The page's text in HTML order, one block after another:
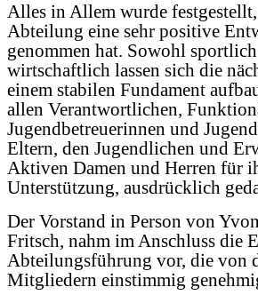
Alles in Allem wurde festgestellt,
Abteilung eine sehr positive
genommen hat. Sowohl
wirtschaftlich lassen sich die
einem stabilen Fundament
allen Verantwortlichen,
Jugendbetreuerinnen und
Eltern, den Jugendlichen und
Aktiven Damen und Herren für
Unterstützung, ausdrücklich
Der Vorstand in Person von
Fritsch, nahm im Anschluss die
Abteilungsführung vor, die von
Mitgliedern einstimmig